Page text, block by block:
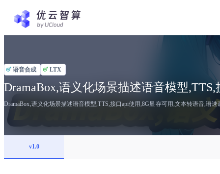
语音合成 LTX
DramaBox,语义化场景描述语音模型
DramaBox,语义化场景描述语音模型,TTS,接口api使用,8G显存可用,文本转语音,语速
v1.0